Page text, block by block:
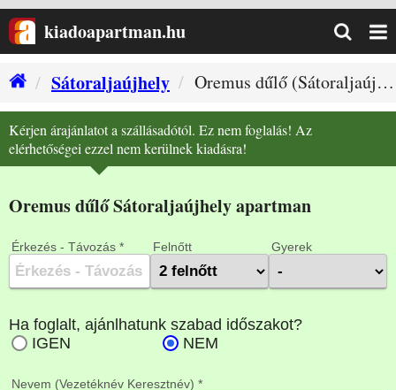
kiadoapartman.hu
Sátoraljaújhely
Oremus dűlő (Sátoraljaújhely szállás)
Kérjen árajánlatot a szállásadótól. Ez nem foglalás! Az
elérhetőségei ezzel nem kerülnek kiadásra!
Oremus dűlő Sátoraljaújhely apartman
Érkezés - Távozás * Felnőtt Gyerek
Nevem (Vezetéknév Keresztnév) *